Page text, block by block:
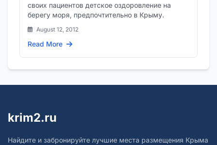
своих пациентов детское оздоровление на
берегу моря, предпочтительно в Крыму.
August 12, 2012
Read More
krim2.ru
Найдите и забронируйте лучшие места размещения Крыма